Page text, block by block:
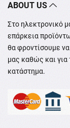
ABOUT US
Στο ηλεκτρονικό
επάρκεια
θα φροντίσουμε
μας καθώς και για
κατάστημα.